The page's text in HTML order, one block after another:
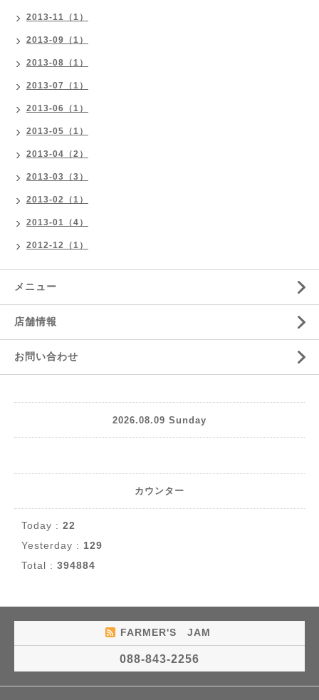
2013-11（1）
2013-09（1）
2013-08（1）
2013-07（1）
2013-06（1）
2013-05（1）
2013-04（2）
2013-03（3）
2013-02（1）
2013-01（4）
2012-12（1）
メニュー
店舗情報
お問い合わせ
2026.08.09 Sunday
カウンター
Today : 22
Yesterday : 129
Total : 394884
FARMER'S JAM
088-843-2256